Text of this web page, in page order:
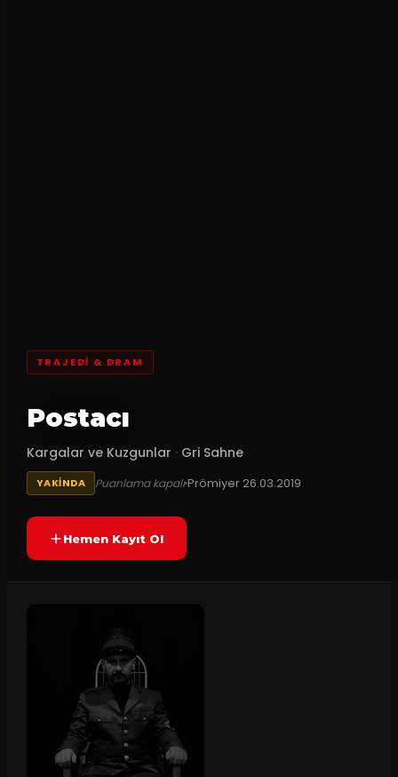
TRAJEDI & DRAM
Postacı
Kargalar ve Kuzgunlar · Gri Sahne
YAKINDA Puanlama kapalıPrömiyer 26.03.2019
Hemen Kayıt Ol